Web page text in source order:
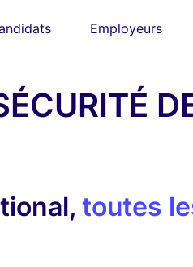
Employeurs
toutes